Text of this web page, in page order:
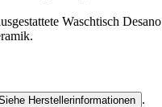
Waschtisch Desano
Herstellerinformationen .